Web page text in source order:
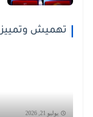
تهميش وتمييز
يوليو 21, 2026